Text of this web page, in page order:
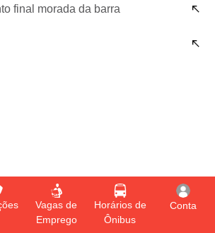
Vagas de
Emprego
Horários de
Ônibus
Conta
final morada da barra